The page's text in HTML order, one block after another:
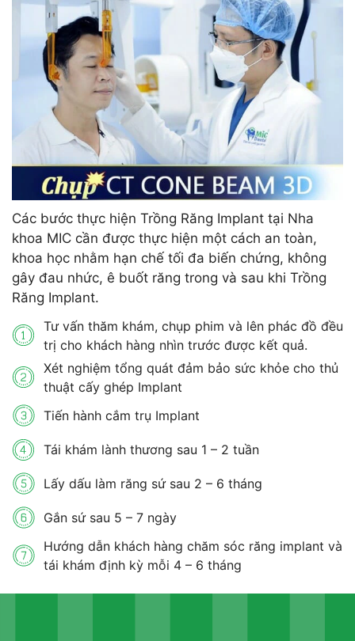
Các bước thực hiện Trồng Răng Implant tại Nha
khoa MIC cần được thực hiện một cách an toàn,
khoa học nhằm hạn chế tối đa biến chứng, không
gây đau nhức, ê buốt răng trong và sau khi Trồng
Răng Implant.
Tư vấn thăm khám, chụp phim và lên phác đồ đều
trị cho khách hàng nhìn trước được kết quả.
Xét nghiệm tổng quát đảm bảo sức khỏe cho thủ
thuật cấy ghép Implant
Tiến hành cắm trụ Implant
Tái khám lành thương sau 1 – 2 tuần
Lấy dấu làm răng sứ sau 2 – 6 tháng
Gắn sứ sau 5 – 7 ngày
Hướng dẫn khách hàng chăm sóc răng implant và
tái khám định kỳ mỗi 4 – 6 tháng